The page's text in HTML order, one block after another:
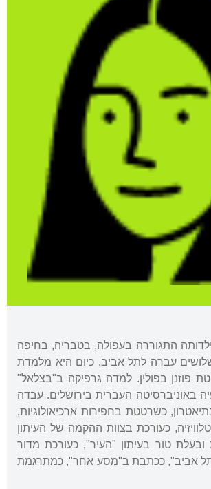
התגוררה בעפולה, בטבריה, בחיפה
שלושים עברה לתל אביב. כיום היא מלמדת
פוזנן בפולין. למדה גרפיקה ב"בצלאל"
באוניברסיטה העברית בירושלים. עבדה
כשרטטת בחפירות ארכיאולוגיות,
כעורכת בצוות ההקמה של העיתון
טור בעיתון "העיר", כעורכת מדור
תל אביב", ככתבת ב"מסע אחר", כמתרגמת